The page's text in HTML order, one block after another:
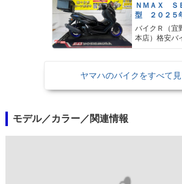
ＮＭＡＸ Ｓ
型 ２０２５
ル ＡＢＳ
ス リアキャ
アＢＯＸ
バイクＲ（宜
本店）格安バ
ヤマハのバイクをすべて見
モデル／カラー／関連情報